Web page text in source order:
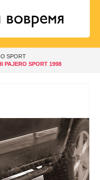
SPORT
SPORT 1998